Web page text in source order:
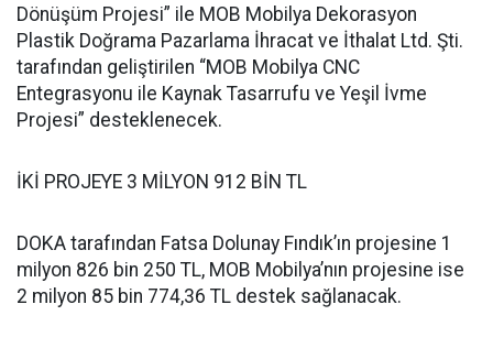
Dönüşüm Projesi” ile MOB Mobilya Dekorasyon
Plastik Doğrama Pazarlama İhracat ve İthalat Ltd. Şti.
tarafından geliştirilen “MOB Mobilya CNC
Entegrasyonu ile Kaynak Tasarrufu ve Yeşil İvme
Projesi” desteklenecek.
İKİ PROJEYE 3 MİLYON 912 BİN TL
DOKA tarafından Fatsa Dolunay Fındık’ın projesine 1
milyon 826 bin 250 TL, MOB Mobilya’nın projesine ise
2 milyon 85 bin 774,36 TL destek sağlanacak.